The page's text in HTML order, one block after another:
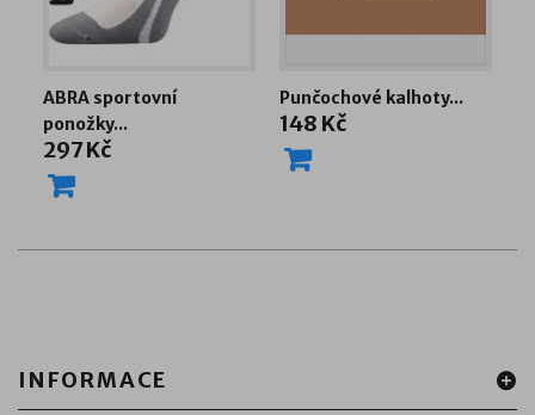
ABRA sportovní
ponožky...
297 Kč
Punčochové kalhoty...
148 Kč
INFORMACE